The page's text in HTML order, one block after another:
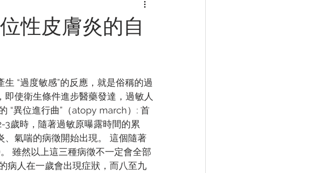
性皮膚炎的自
“過度敏感”的反應，就是俗稱的過
使衛⽣條件進步醫藥發達，過敏⼈
“異位進⾏曲”（atopy march）: ⾸
歲時，隨著過敏原曝露時間的累
氣喘的病徵開始出現。 這個隨著
雖然以上這三種病徵不⼀定會全部
病⼈在⼀歲會出現症狀，⽽八⾄九